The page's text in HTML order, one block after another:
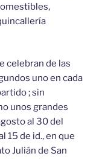
celebran de las
uno en cada
; sin
unos grandes
al 30 del
15 de id., en que
Julián de San